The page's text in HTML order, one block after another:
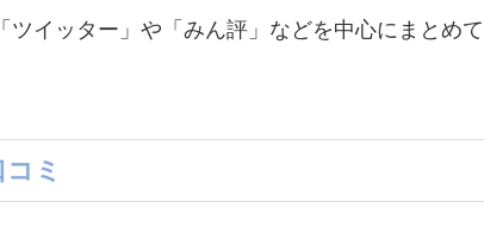
イッター」や「みん評」などを中心にまとめて
ミ